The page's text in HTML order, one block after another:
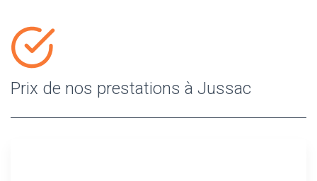
Prix de nos prestations à Jussac